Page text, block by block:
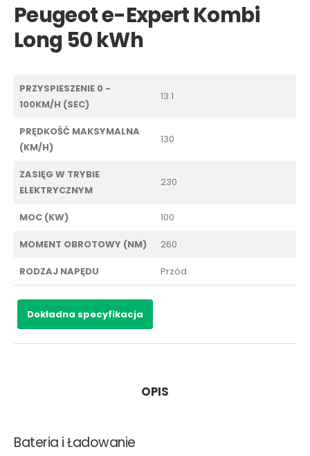
Peugeot e-Expert Kombi
Long 50 kWh
PRZYSPIESZENIE 0 -
100KM/H (SEC)
13.1
PRĘDKOŚĆ MAKSYMALNA
(KM/H)
130
ZASIĘG W TRYBIE
ELEKTRYCZNYM
230
MOC (KW) 100
MOMENT OBROTOWY (NM) 260
RODZAJ NAPĘDU Przód
Dokładna specyfikacja
OPIS
Bateria i Ładowanie